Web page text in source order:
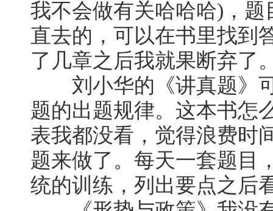
我不会做有关哈哈哈)，
直去的，可以在书里找到
了几章之后我就果断弃了
刘小华的《讲真题》可
题的出题规律。这本书怎
表我都没看，觉得浪费时
题来做了。每天一套题目
统的训练，列出要点之后